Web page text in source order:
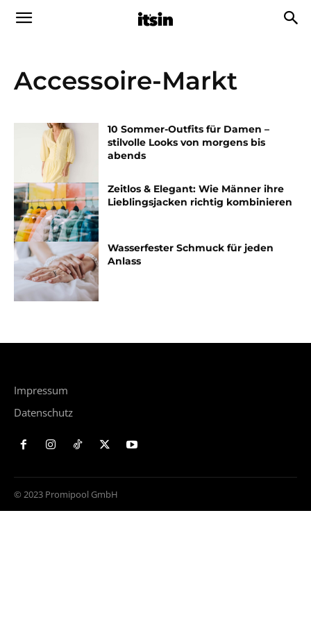
Accessoire-Markt
10 Sommer-Outfits für Damen –
stilvolle Looks von morgens bis
abends
Zeitlos & Elegant: Wie Männer ihre
Lieblingsjacken richtig kombinieren
Wasserfester Schmuck für jeden
Anlass
Impressum
Datenschutz
© 2023 Promipool GmbH